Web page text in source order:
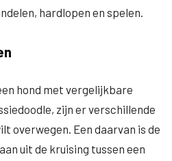
hardlopen en spelen.
hond met vergelijkbare
zijn er verschillende
overwegen. Een daarvan is de
uit de kruising tussen een